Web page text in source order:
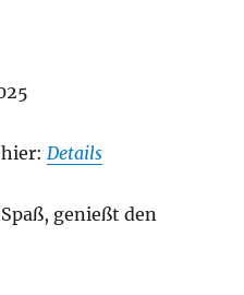
Details
genießt den